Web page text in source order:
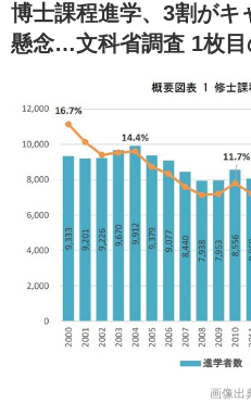
博士課程進学、3割がキ
懸念…文科省調査 1枚目
画像出